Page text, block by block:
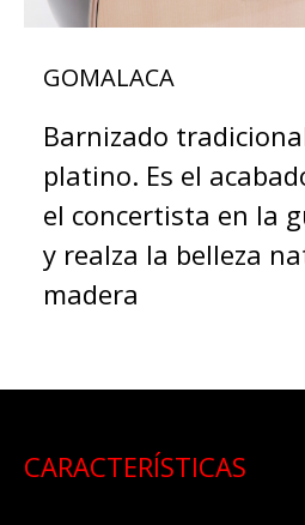
GOMALACA
Barnizado
platino. Es el
el concertista en la
y realza la belleza
madera
CARACTERÍSTICAS